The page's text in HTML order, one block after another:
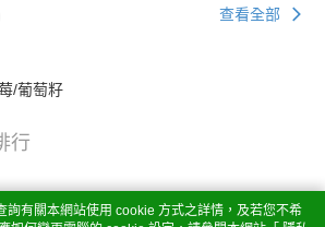
查看全部
/葡萄籽
行
詢有關本網站使用 cookie 方式之詳情，及若您不希